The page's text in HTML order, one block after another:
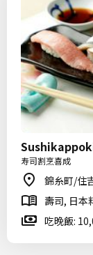
寿司割烹喜成
錦糸町/住
壽司, 日本
吃晚飯: